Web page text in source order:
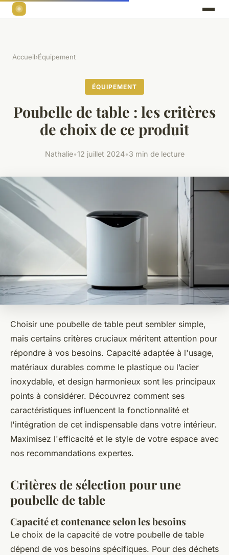
Accueil›Équipement
ÉQUIPEMENT
Poubelle de table : les critères
de choix de ce produit
Nathalie•12 juillet 2024•3 min de lecture
Choisir une poubelle de table peut sembler simple,
mais certains critères cruciaux méritent attention pour
répondre à vos besoins. Capacité adaptée à l'usage,
matériaux durables comme le plastique ou l’acier
inoxydable, et design harmonieux sont les principaux
points à considérer. Découvrez comment ses
caractéristiques influencent la fonctionnalité et
l'intégration de cet indispensable dans votre intérieur.
Maximisez l'efficacité et le style de votre espace avec
nos recommandations expertes.
Critères de sélection pour une
poubelle de table
Capacité et contenance selon les besoins
Le choix de la capacité de votre poubelle de table
dépend de vos besoins spécifiques. Pour des déchets